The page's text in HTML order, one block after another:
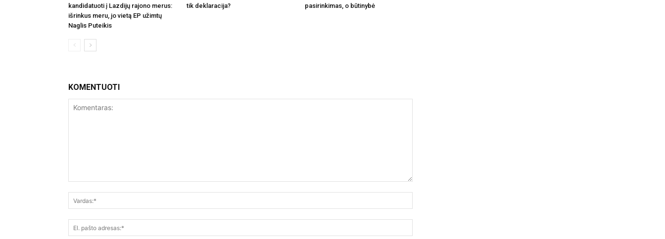
kandidatuoti į Lazdijų rajono merus:
išrinkus meru, jo vietą EP užimtų
Naglis Puteikis
tik deklaracija?
pasirinkimas, o būtinybė
KOMENTUOTI